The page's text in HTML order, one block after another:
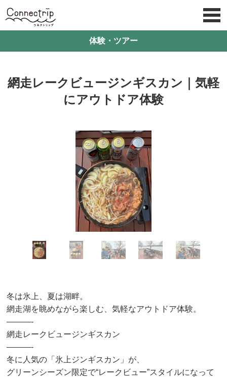
体験・ツアー
網⾛レークビュージンギスカン｜気軽
にアウトドア体験
冬は氷上、夏は湖畔。
網⾛湖を眺めながら楽しむ、気軽なアウトドア体験。
———-
網走レークビュージンギスカン
———-
冬に⼈気の「氷上ジンギスカン」が、
グリーンシーズン限定で“レークビュー”スタイルになって